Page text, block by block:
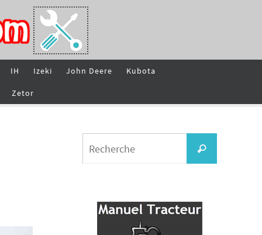
IH Izeki John Deere Kubota
Zetor
Recherche